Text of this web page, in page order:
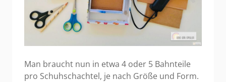
Man braucht nun in etwa 4 oder 5 Bahnteile
pro Schuhschachtel, je nach Größe und Form.